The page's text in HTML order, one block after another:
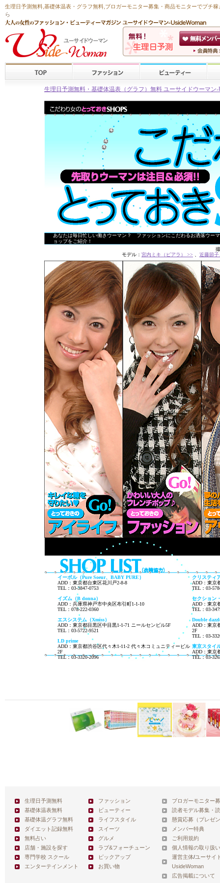
生理日予測無料 基礎体温表・グラフ無料 ,ブロガーモニター募集・商品モニターでプチ稼
ら
生理日予測無料・基礎体温表（グラフ）無料 ユーサイドウーマン-
あなたは毎日忙しい働きウーマン？ ファッションにこだわるお洒落ウ
ョップをご紹介！
モデル： 宮内ミキ（ピアラ） >> 近藤節
イーボル（Pure Soeur、BABY PURE）
ADD：東京都台東区花川戸2-8-8
TEL：03-3847-0753
イズム（B donna）
ADD：兵庫県神戸市中央区布引町1-1-10
TEL：078-222-0360
エスシステム（Xmiss）
ADD：東京都目黒区中目黒1-1-71 ニールセンビル5F
TEL：03-5722-9521
LD prime
ADD：東京都渋谷区代々木1-11-2 代々木コミュニティービル
2F
TEL：03-3320-2096
クリスティ
ADD：東京
TEL：03-
セクション
ADD：東京
TEL：03-
Double
ADD：東京
2F
TEL：03-
東京スタイ
ADD：東京
TEL：03-
生理日予測無料
基礎体温表無料
基礎体温グラフ無料
ダイエット記録無料
無料占い
店舗・施設を探す
専門学校 スクール
エンターテインメント
ファッション
ビューティー
ライフスタイル
スイーツ
グルメ
ラブ&フォーチューン
ピックアップ
お買い物
ブロガーモニター
読者モデル募集・
懸賞応募（プレゼ
メンバー特典
ご利用規約
個人情報の取り扱
運営主体/ユーサイ
UsideWoman
広告掲載について